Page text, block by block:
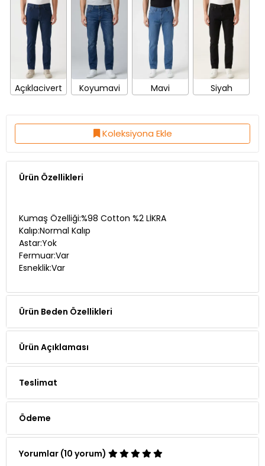
Açıklacivert Koyumavi Mavi Siyah
Koleksiyona Ekle
Ürün Özellikleri
Kumaş Özelliği:%98 Cotton %2 LİKRA
Kalıp:Normal Kalıp
Astar:Yok
Fermuar:Var
Esneklik:Var
Ürün Beden Özellikleri
Ürün Açıklaması
Teslimat
Ödeme
Yorumlar (10 yorum)